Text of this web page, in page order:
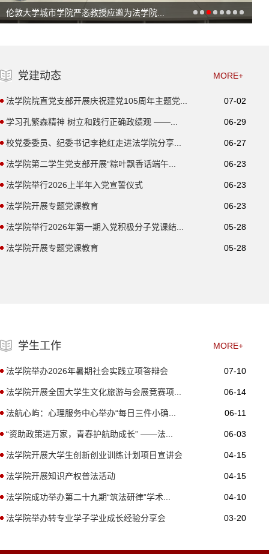
伦敦大学城市学院严忞教授应邀为法学院...
党建动态 MORE+
法学院院直党支部开展庆祝建党105周年主题党... 07-02
学习孔繁森精神 树立和践行正确政绩观 ——... 06-29
校党委委员、纪委书记李艳红走进法学院分享... 06-27
法学院第二学生党支部开展“粽叶飘香话端午... 06-23
法学院举行2026上半年入党宣誓仪式 06-23
法学院开展专题党课教育 06-23
法学院举行2026年第一期入党积极分子党课结... 05-28
法学院开展专题党课教育 05-28
学生工作 MORE+
法学院举办2026年暑期社会实践立项答辩会 07-10
法学院开展全国大学生文化旅游与会展竞赛项... 06-14
法航心屿：心理服务中心举办“每日三件小确... 06-11
“资助政策进万家，青春护航助成长” ——法... 06-03
法学院开展大学生创新创业训练计划项目宣讲会 04-15
法学院开展知识产权普法活动 04-15
法学院成功举办第二十九期“筑法研律”学术... 04-10
法学院举办转专业学子学业成长经验分享会 03-20